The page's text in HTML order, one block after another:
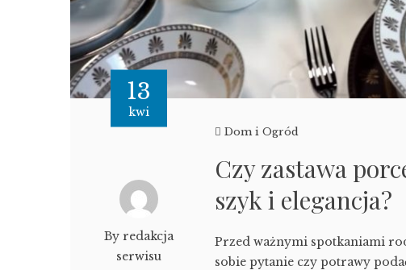
13
kwi
By redakcja
serwisu
Dom i Ogród
Czy zastawa
szyk i elegancja?
Przed ważnymi spotkaniami
sobie pytanie czy potrawy